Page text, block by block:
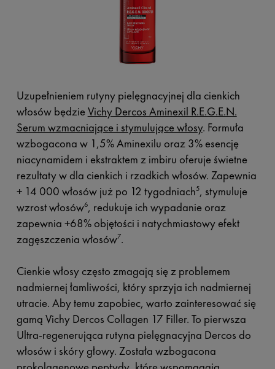
Uzupełnieniem rutyny pielęgnacyjnej dla cienkich
włosów będzieVichy Dercos Aminexil R.E.G.E.N.
Serum wzmacniające i stymulujące włosy. Formuła
wzbogacona w 1,5% Aminexilu oraz 3% esencję
niacynamidem i ekstraktem z imbiru oferuje świetne
rezultaty w dla cienkich i rzadkich włosów. Zapewnia
+ 14 000 włosów już po 12 tygodniach5, stymuluje
wzrost włosów6, redukuje ich wypadanie oraz
zapewnia +68% objętości i natychmiastowy efekt
zagęszczenia włosów7.
Cienkie włosy często zmagają się z problemem
nadmiernej łamliwości, który sprzyja ich nadmiernej
utracie. Aby temu zapobiec, warto zainteresować się
gamą Vichy Dercos Collagen 17 Filler. To pierwsza
Ultra-regenerująca rutyna pielęgnacyjna Dercos do
włosów i skóry głowy. Została wzbogacona